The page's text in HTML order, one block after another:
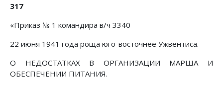
317
«Приказ № 1 командира в/ч 3340
22 июня 1941 года роща юго-восточнее Ужвентиса.
О НЕДОСТАТКАХ В ОРГАНИЗАЦИИ МАРША И
ОБЕСПЕЧЕНИИ ПИТАНИЯ.